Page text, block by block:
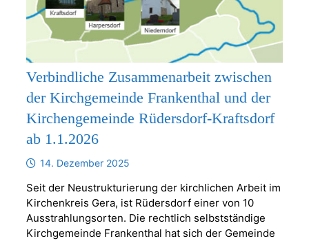
Verbindliche Zusammenarbeit zwischen
der Kirchgemeinde Frankenthal und der
Kirchengemeinde Rüdersdorf-Kraftsdorf
ab 1.1.2026
14. Dezember 2025
Seit der Neustrukturierung der kirchlichen Arbeit im
Kirchenkreis Gera, ist Rüdersdorf einer von 10
Ausstrahlungsorten. Die rechtlich selbstständige
Kirchgemeinde Frankenthal hat sich der Gemeinde